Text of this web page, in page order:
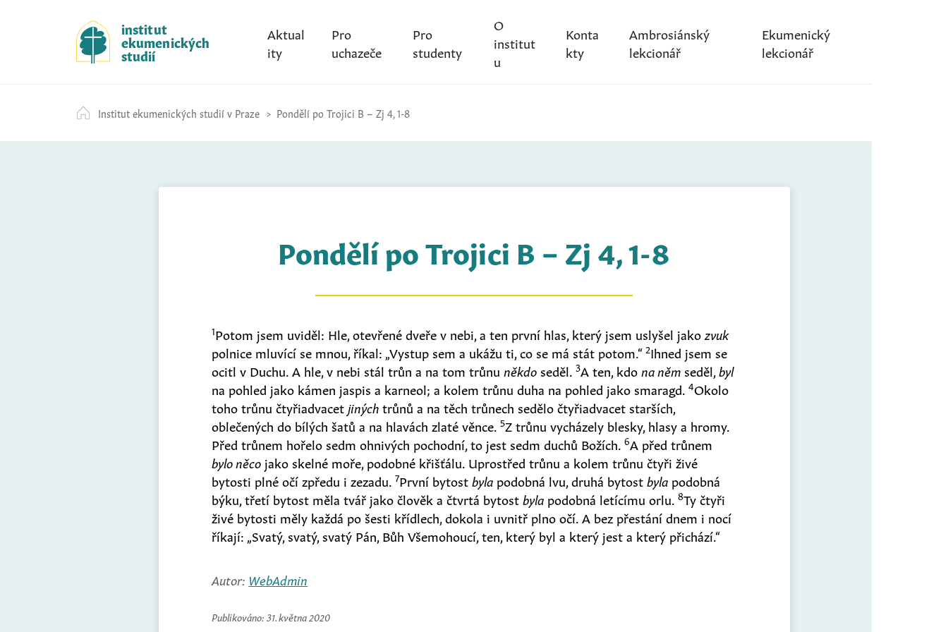
k
i
p
t
c
o
institut
ekumenických
studií
Aktual
ity
Pro
uchazeče
Pro
studenty
O
institut
u
Konta
kty
Ambrosiánský
lekcionář
Ekumenický
lekcionář
Institut ekumenických studií v Praze Pondělí po Trojici B – Zj 4, 1-8
Pondělí po Trojici B – Zj 4, 1-8
1Potom jsem uviděl: Hle, otevřené dveře v nebi, a ten první hlas, který jsem uslyšel jako zvuk
polnice mluvící se mnou, říkal: „Vystup sem a ukážu ti, co se má stát potom.“2Ihned jsem se
ocitl v Duchu. A hle, v nebi stál trůn a na tom trůnu někdo seděl.3A ten, kdo na něm seděl,byl
na pohled jako kámen jaspis a karneol; a kolem trůnu duha na pohled jako smaragd.4Okolo
toho trůnu čtyřiadvacet jinýchtrůnů a na těch trůnech sedělo čtyřiadvacet starších,
oblečených do bílých šatů a na hlavách zlaté věnce.5Z trůnu vycházely blesky, hlasy a hromy.
Před trůnem hořelo sedm ohnivých pochodní, to jest sedm duchů Božích.6A před trůnem
bylo něco jako skelné moře, podobné křišťálu. Uprostřed trůnu a kolem trůnu čtyři živé
bytosti plné očí zpředu i zezadu.7První bytostbyla podobná lvu, druhá bytostbyla podobná
býku, třetí bytost měla tvář jako člověk a čtvrtá bytostbyla podobná letícímu orlu.8Ty čtyři
živé bytosti měly každá po šesti křídlech, dokola i uvnitř plno očí. A bez přestání dnem i nocí
říkají: „Svatý, svatý, svatý Pán, Bůh Všemohoucí, ten, který byl a který jest a který přichází.“
Autor: WebAdmin
Publikováno: 31. května 2020